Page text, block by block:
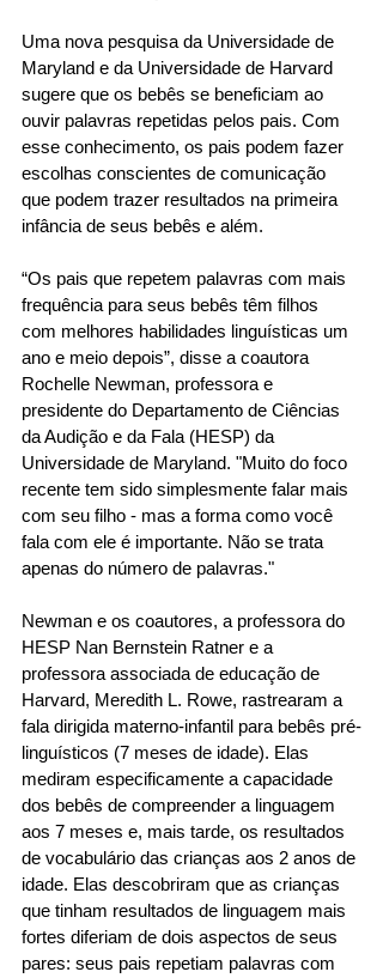
Uma nova pesquisa da Universidade de
Maryland e da Universidade de Harvard
sugere que os bebês se beneficiam ao
ouvir palavras repetidas pelos pais. Com
esse conhecimento, os pais podem fazer
escolhas conscientes de comunicação
que podem trazer resultados na primeira
infância de seus bebês e além.
“Os pais que repetem palavras com mais
frequência para seus bebês têm filhos
com melhores habilidades linguísticas um
ano e meio depois”, disse a coautora
Rochelle Newman, professora e
presidente do Departamento de Ciências
da Audição e da Fala (HESP) da
Universidade de Maryland. "Muito do foco
recente tem sido simplesmente falar mais
com seu filho - mas a forma como você
fala com ele é importante. Não se trata
apenas do número de palavras."
Newman e os coautores, a professora do
HESP Nan Bernstein Ratner e a
professora associada de educação de
Harvard, Meredith L. Rowe, rastrearam a
fala dirigida materno-infantil para bebês pré-
linguísticos (7 meses de idade). Elas
mediram especificamente a capacidade
dos bebês de compreender a linguagem
aos 7 meses e, mais tarde, os resultados
de vocabulário das crianças aos 2 anos de
idade. Elas descobriram que as crianças
que tinham resultados de linguagem mais
fortes diferiam de dois aspectos de seus
pares: seus pais repetiam palavras com